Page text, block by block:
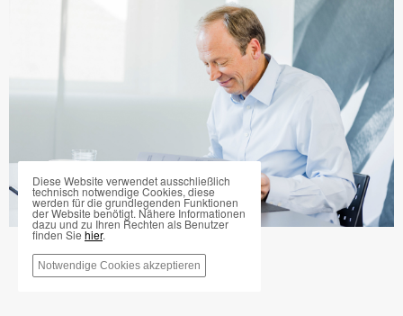
Diese Website verwendet ausschließlich
technisch notwendige Cookies, diese
werden für die grundlegenden Funktionen
der Website benötigt. Nähere Informationen
dazu und zu Ihren Rechten als Benutzer
finden Sie hier.
Notwendige Cookies akzeptieren